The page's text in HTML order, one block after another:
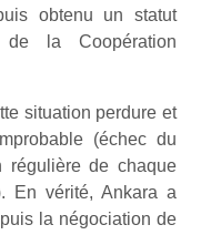
obtenu un statut
de la Coopération
situation perdure et
(échec du
régulière de chaque
En vérité, Ankara a
la négociation de